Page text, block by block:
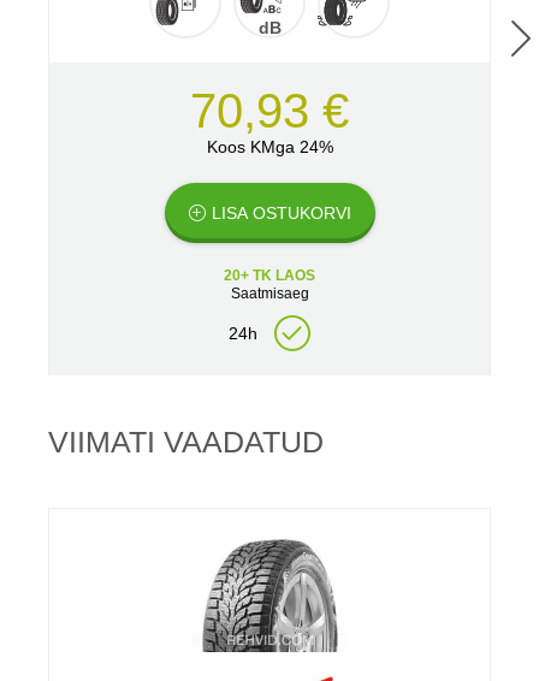
dB
70,93 €
Koos KMga 24%
LISA OSTUKORVI
20+ TK LAOS
Saatmisaeg
24h
VIIMATI VAADATUD